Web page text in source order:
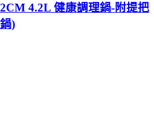
4.2L 健康調理鍋-附提把
)